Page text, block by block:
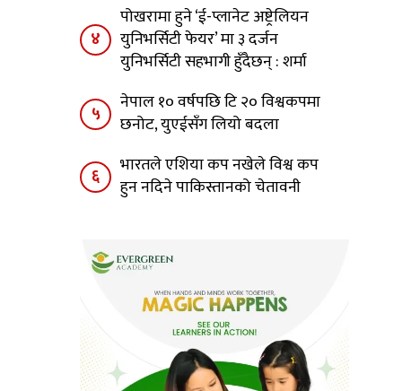
४
पोखरामा हुने ‘ई-प्लानेट अष्ट्रेलियन
युनिभर्सिटी फेयर’ मा ३ दर्जन
युनिभर्सिटी सहभागी हुँदैछन् : शर्मा
५
नेपाल १० वर्षपछि टि २० विश्वकपमा
छनोट, युएईसँग लियो बदला
६
भारतले एशिया कप नखेले विश्व कप
हुन नदिने पाकिस्तानको चेतावनी